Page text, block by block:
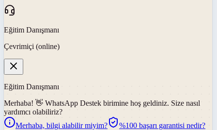
Eğitim Danışmanı
Çevrimiçi (online)
Eğitim Danışmanı
Merhaba! 👋 WhatsApp Destek birimine hoş geldiniz. Size nasıl
yardımcı olabiliriz?
Merhaba, bilgi alabilir miyim?
%100 başarı garantisi nedir?